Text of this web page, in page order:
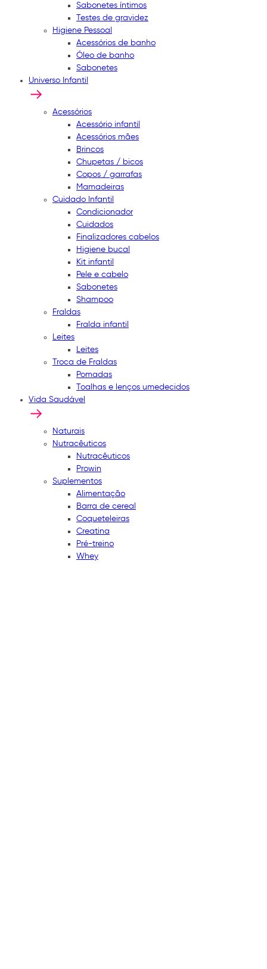
Sabonetes íntimos
Testes de gravidez
Higiene Pessoal
Acessórios de banho
Óleo de banho
Sabonetes
Universo Infantil
Acessórios
Acessório infantil
Acessórios mães
Brincos
Chupetas / bicos
Copos / garrafas
Mamadeiras
Cuidado Infantil
Condicionador
Cuidados
Finalizadores cabelos
Higiene bucal
Kit infantil
Pele e cabelo
Sabonetes
Shampoo
Fraldas
Fralda infantil
Leites
Leites
Troca de Fraldas
Pomadas
Toalhas e lenços umedecidos
Vida Saudável
Naturais
Nutracêuticos
Nutracêuticos
Prowin
Suplementos
Alimentação
Barra de cereal
Coqueteleiras
Creatina
Pré-treino
Whey